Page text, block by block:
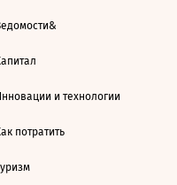
и технологии
потратить